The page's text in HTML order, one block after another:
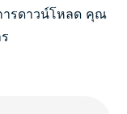
ารดาวน์โหลด คุณ